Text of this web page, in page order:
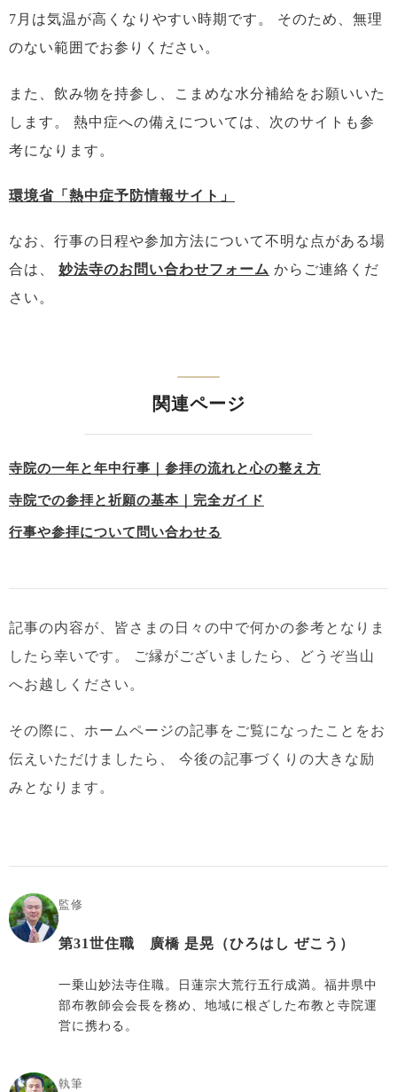
7月は気温が高くなりやすい時期です。
そのため、無理
のない範囲でお参りください。
また、飲み物を持参し、こまめな水分補給をお願いいた
します。
熱中症への備えについては、次のサイトも参
考になります。
環境省「熱中症予防情報サイト」
なお、行事の日程や参加方法について不明な点がある場
合は、
妙法寺のお問い合わせフォーム からご連絡くだ
さい。
関連ページ
寺院の一年と年中行事｜参拝の流れと心の整え方
寺院での参拝と祈願の基本｜完全ガイド
行事や参拝について問い合わせる
記事の内容が、皆さまの日々の中で何かの参考となりま
したら幸いです。
ご縁がございましたら、どうぞ当山
へお越しください。
その際に、ホームページの記事をご覧になったことをお
伝えいただけましたら、
今後の記事づくりの大きな励
みとなります。
監修
第31世住職 廣橋 是晃（ひろはし ぜこう）
一乗山妙法寺住職。日蓮宗大荒行五行成満。福井県中
部布教師会会長を務め、地域に根ざした布教と寺院運
営に携わる。
執筆